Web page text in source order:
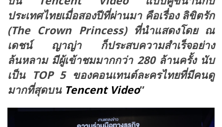
ประเทศไทยเมื่อสองปีที่ผ่านมา คือเรื่อง ลิขิตรัก
(The Crown Princess) ที่นำแสดงโดย ณ
เดชน์ ญาญ่า ก็ประสบความสำเร็จอย่าง
ล้นหลาม มีผู้เข้าชมมากกว่า 280 ล้านครั้ง นับ
เป็น TOP 5 ของคอนเทนต์ละครไทยที่มีคนดู
มากที่สุดบน Tencent Video”